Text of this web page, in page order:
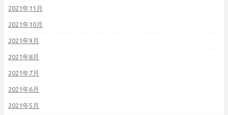
2021年11月
2021年10月
2021年9月
2021年8月
2021年7月
2021年6月
2021年5月